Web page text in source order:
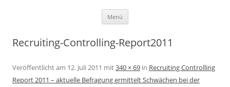
Menü
Recruiting-Controlling-Report2011
Veröffentlicht am 12. Juli 2011 mit340 × 69 in Recruiting Controlling
Report 2011 – aktuelle Befragung ermittelt Schwächen bei der